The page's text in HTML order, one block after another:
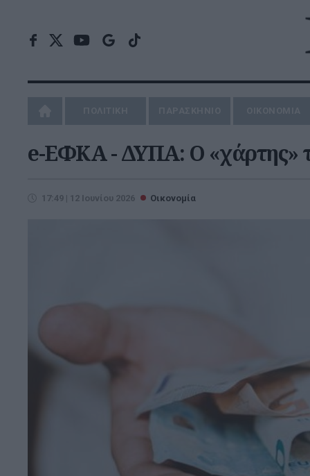
e-ΕΦΚΑ - ΔΥΠΑ: Ο «χάρτης»
17:49 | 12 Ιουνίου 2026 Οικονομία